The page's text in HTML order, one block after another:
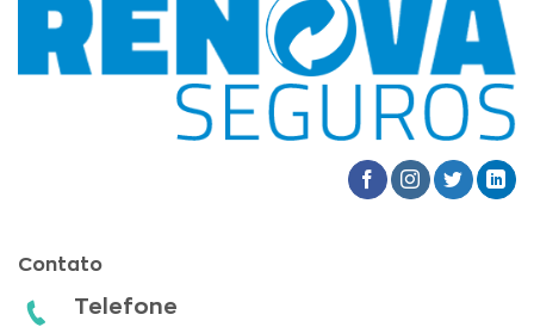
Contato
Telefone